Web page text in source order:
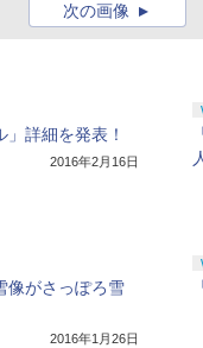
次の画像
」詳細を発表！
2016年2月16日
像がさっぽろ雪
2016年1月26日